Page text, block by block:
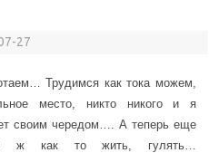
27
Трудимся как тока можем,
место, никто никого и я
своим чередом…. А теперь еще
ж как то жить, гулять…